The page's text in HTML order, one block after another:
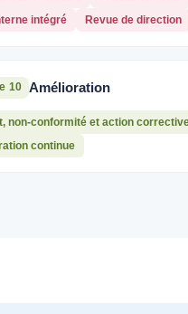
intégré
Revue de direction
10 Amélioration
non-conformité et action
continue